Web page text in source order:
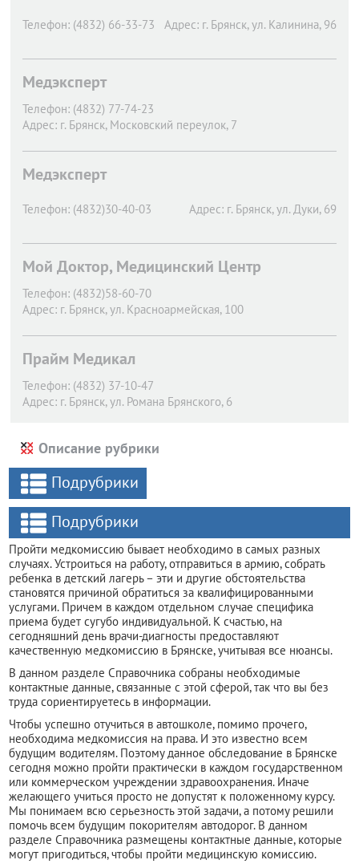
Телефон: (4832) 66-33-73 Адрес: г. Брянск, ул. Калинина, 96
Медэксперт
Телефон: (4832) 77-74-23
Адрес: г. Брянск, Московский переулок, 7
Медэксперт
Телефон: (4832)30-40-03 Адрес: г. Брянск, ул. Дуки, 69
Мой Доктор, Медицинский Центр
Телефон: (4832)58-60-70
Адрес: г. Брянск, ул. Красноармейская, 100
Прайм Медикал
Телефон: (4832) 37-10-47
Адрес: г. Брянск, ул. Романа Брянского, 6
Описание рубрики
Подрубрики
Подрубрики
Пройти медкомиссию бывает необходимо в самых разных
случаях. Устроиться на работу, отправиться в армию, собрать
ребенка в детский лагерь – эти и другие обстоятельства
становятся причиной обратиться за квалифицированными
услугами. Причем в каждом отдельном случае специфика
приема будет сугубо индивидуальной. К счастью, на
сегодняшний день врачи-диагносты предоставляют
качественную медкомиссию в Брянске, учитывая все нюансы.
В данном разделе Справочника собраны необходимые
контактные данные, связанные с этой сферой, так что вы без
труда сориентируетесь в информации.
Чтобы успешно отучиться в автошколе, помимо прочего,
необходима медкомиссия на права. И это известно всем
будущим водителям. Поэтому данное обследование в Брянске
сегодня можно пройти практически в каждом государственном
или коммерческом учреждении здравоохранения. Иначе
желающего учиться просто не допустят к положенному курсу.
Мы понимаем всю серьезность этой задачи, а потому решили
помочь всем будущим покорителям автодорог. В данном
разделе Справочника размещены контактные данные, которые
могут пригодиться, чтобы пройти медицинскую комиссию.